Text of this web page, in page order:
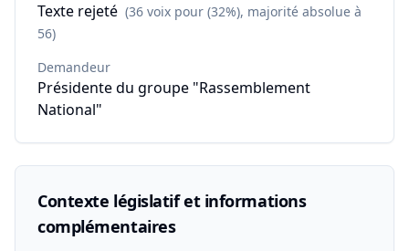
Texte rejeté (36 voix pour (32%), majorité absolue à
56)
Demandeur
Présidente du groupe "Rassemblement
National"
Contexte législatif et informations
complémentaires